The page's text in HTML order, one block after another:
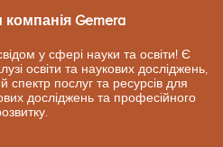
Gemera
у сфері науки та освіти! Є
освіти та наукових досліджень,
послуг та ресурсів для
досліджень та професійного